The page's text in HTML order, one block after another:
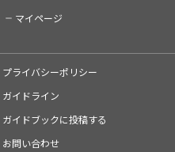
マイページ
プライバシーポリシー
ガイドライン
ガイドブックに投稿する
お問い合わせ